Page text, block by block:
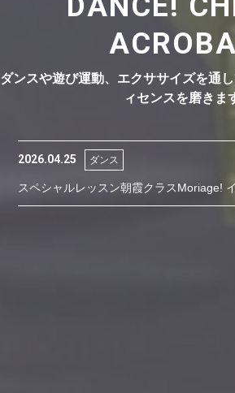
ダンスや遊び運動、エクササイズを通
ィセンスを磨きま
2026.04.25 ダンス
スペシャルレッスン朝霞クラスMoriage!